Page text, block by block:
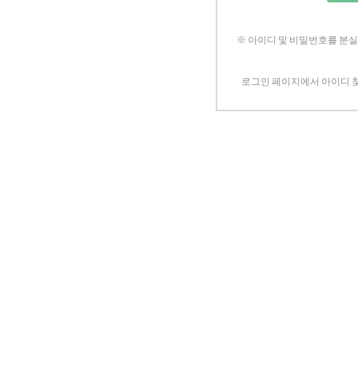
※ 아이디 및 비밀번호를 분
로그인 페이지에서 아이디